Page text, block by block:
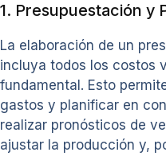
1. Presupuestación y
La elaboración de un
incluya todos los costos
fundamental. Esto
gastos y planificar en
realizar pronósticos de
ajustar la producción y,